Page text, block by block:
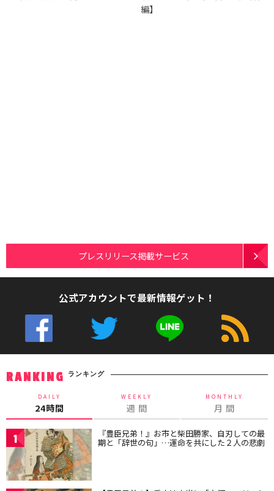
編】
プレスリリース掲載サービス
公式アカウントで最新情報ゲット！
RANKING ランキング
DAILY
24時間
WEEKLY
週 間
MONTHLY
月 間
1 『豊臣兄弟！』お市と柴田勝家、自刃しての最
期と「辞世の句」…運命を共にした２人の悲劇